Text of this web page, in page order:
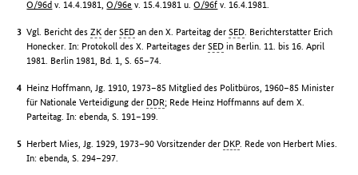
O/96d v. 14.4.1981,O/96e v. 15.4.1981 u.O/96f v. 16.4.1981.
Vgl. Bericht desZK derSED an den X. Parteitag derSED. Berichterstatter Erich
Honecker. In: Protokoll des X. Parteitages derSED in Berlin. 11. bis 16. April
1981. Berlin 1981, Bd. 1, S. 65–74.
Heinz Hoffmann, Jg. 1910, 1973–85 Mitglied des Politbüros, 1960–85 Minister
für Nationale Verteidigung der DDR; Rede Heinz Hoffmanns auf dem X.
Parteitag. In: ebenda, S. 191–199.
Herbert Mies, Jg. 1929, 1973–90 Vorsitzender der DKP. Rede von Herbert Mies.
In: ebenda, S. 294–297.